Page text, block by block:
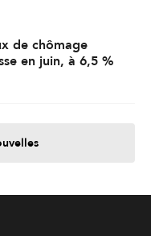
de chômage
en juin, à 6,5 %